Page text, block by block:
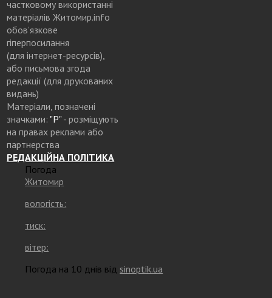
частковому використанні
матеріалів Житомир.info
обов’язкове
гіперпосилання
(для інтернет-ресурсів),
або письмова згода
редакції (для друкованих
видань)
Матеріали, позначені
значками: "Р"- розміщують
на правах реклами або
партнерства
РЕДАКЦІЙНА ПОЛІТИКА
Погода
Житомир
вологість:
тиск:
вітер:
Погода на 10 днів від sinoptik.ua